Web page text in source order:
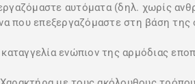
αυτόματα (δηλ. χωρίς
που επεξεργαζόμαστε στη βάση της
ενώπιον της αρμόδιας